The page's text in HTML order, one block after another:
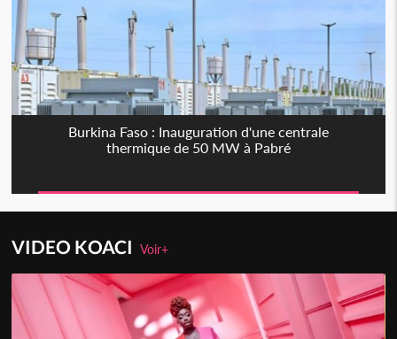
Burkina Faso : Inauguration d'une centrale
thermique de 50 MW à Pabré
VIDEO KOACIVoir+